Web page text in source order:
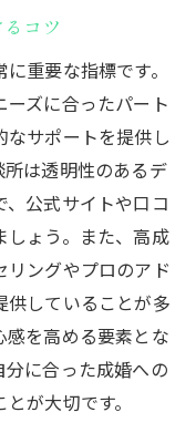
結婚相談所活用
わせた婚活方法
の選び方
を活用する
のツール活用
かした戦略
れる地域特性に
コツ
重要な指標です。
ズに合ったパート
サポートを提供し
は透明性のあるデ
公式サイトや口コ
しょう。また、高成
ングやプロのアド
供していることが多
感を高める要素とな
に合った成婚への
が大切です。